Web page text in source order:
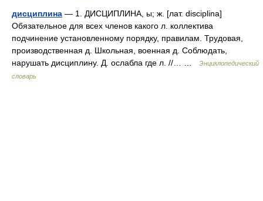
дисциплина — 1. ДИСЦИПЛИНА, ы; ж. [лат. disciplina]
Обязательное для всех членов какого л. коллектива
подчинение установленному порядку, правилам. Трудовая,
производственная д. Школьная, военная д. Соблюдать,
нарушать дисциплину. Д. ослабла где л. //… …
Энциклопедический
словарь